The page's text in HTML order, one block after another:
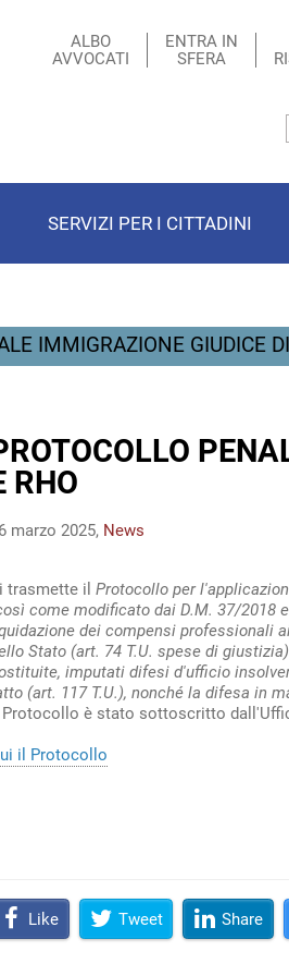
ALBO
AVVOCATI
ENTRA IN
SFERA
SERVIZI PER I CITTADINI
IMMIGRAZIONE GIUDICE
RHO
marzo 2025, News
trasmette il Protocollo per
come modificato dai D.M. 37/2018
dei compensi professionali
Stato (art. 74 T.U. spese di
imputati difesi d'ufficio
(art. 117 T.U.), nonché la difesa in
è stato sottoscritto
il Protocollo
Like Tweet Share